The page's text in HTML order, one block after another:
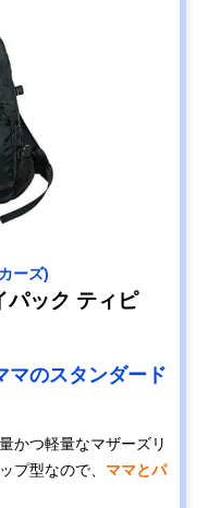
ーズ)
パック ティピ
マのスタンダード
かつ軽量なマザーズリ
プ型なので、 ママとパ